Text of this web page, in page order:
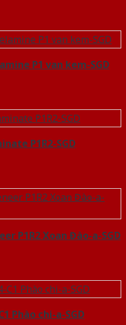
P1 van kem-SGD
P1R2-SGD
P1R2 Xoan Đào-a-SGD
Phào chi-a-SGD